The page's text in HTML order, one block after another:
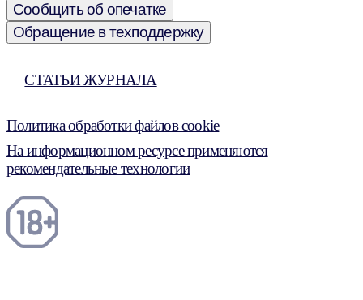
Сообщить об опечатке
Обращение в техподдержку
СТАТЬИ ЖУРНАЛА
Политика обработки файлов cookie
На информационном ресурсе применяются
рекомендательные технологии